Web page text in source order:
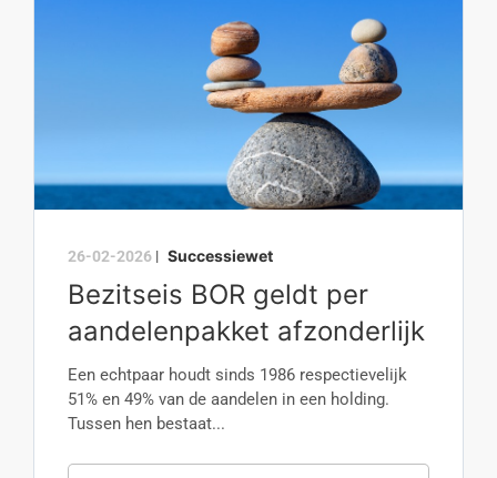
26-02-2026 | Successiewet
Bezitseis BOR geldt per
aandelenpakket afzonderlijk
Een echtpaar houdt sinds 1986 respectievelijk
51% en 49% van de aandelen in een holding.
Tussen hen bestaat...